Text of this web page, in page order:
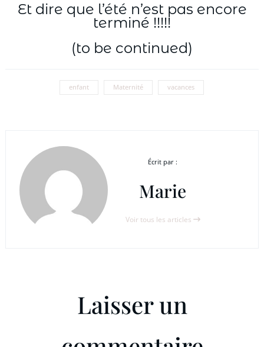
Et dire que l’été n’est pas encore
terminé !!!!!
(to be continued)
enfant Maternité vacances
Écrit par :
Marie
Voir tous les articles
Laisser un